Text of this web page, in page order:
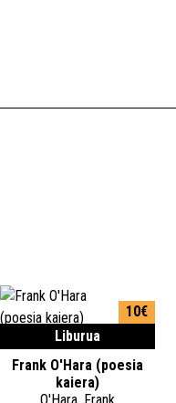
Liburua
10€
Frank O'Hara (poesia
kaiera)